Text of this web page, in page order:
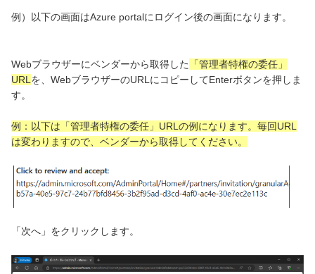
例）以下の画面はAzure portalにログイン後の画面になります。
Webブラウザーにベンダーから取得した
「管理者特権の委任」
URL を、WebブラウザーのURLにコピーしてEnterボタンを押しま
す。
例：以下は「管理者特権の委任」URLの例になります。毎回URL
は変わりますので、ベンダーから取得してください。
「次へ」をクリックします。